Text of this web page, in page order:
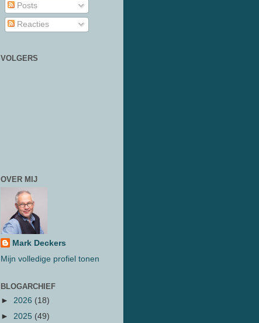
Posts
Reacties
VOLGERS
OVER MIJ
Mark Deckers
Mijn volledige profiel tonen
BLOGARCHIEF
► 2026 (18)
► 2025 (49)